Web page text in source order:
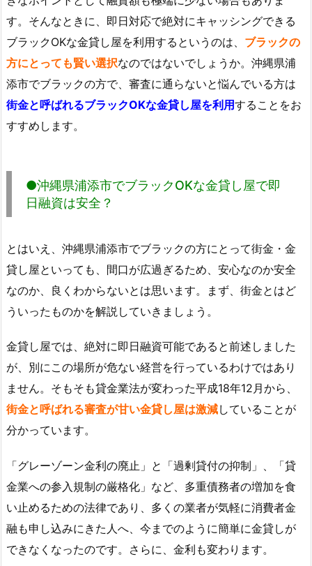
す。そんなときに、即日対応で絶対にキャッシングできる
ブラックOKな金貸し屋を利用するというのは、 ブラックの
方にとっても賢い選択なのではないでしょうか。沖縄県浦
添市でブラックの方で、審査に通らないと悩んでいる方は
街金と呼ばれるブラックOKな金貸し屋を利用することをお
すすめします。
●沖縄県浦添市でブラックOKな金貸し屋で即
日融資は安全？
とはいえ、沖縄県浦添市でブラックの方にとって街金・金
貸し屋といっても、間口が広過ぎるため、安心なのか安全
なのか、良くわからないとは思います。まず、街金とはど
ういったものかを解説していきましょう。
金貸し屋では、絶対に即日融資可能であると前述しました
が、別にこの場所が危ない経営を行っているわけではあり
ません。そもそも貸金業法が変わった平成18年12月から、
街金と呼ばれる審査が甘い金貸し屋は激減していることが
分かっています。
「グレーゾーン金利の廃止」と「過剰貸付の抑制」、「貸
金業への参入規制の厳格化」など、多重債務者の増加を食
い止めるための法律であり、多くの業者が気軽に消費者金
融も申し込みにきた人へ、今までのように簡単に金貸しが
できなくなったのです。さらに、金利も変わります。